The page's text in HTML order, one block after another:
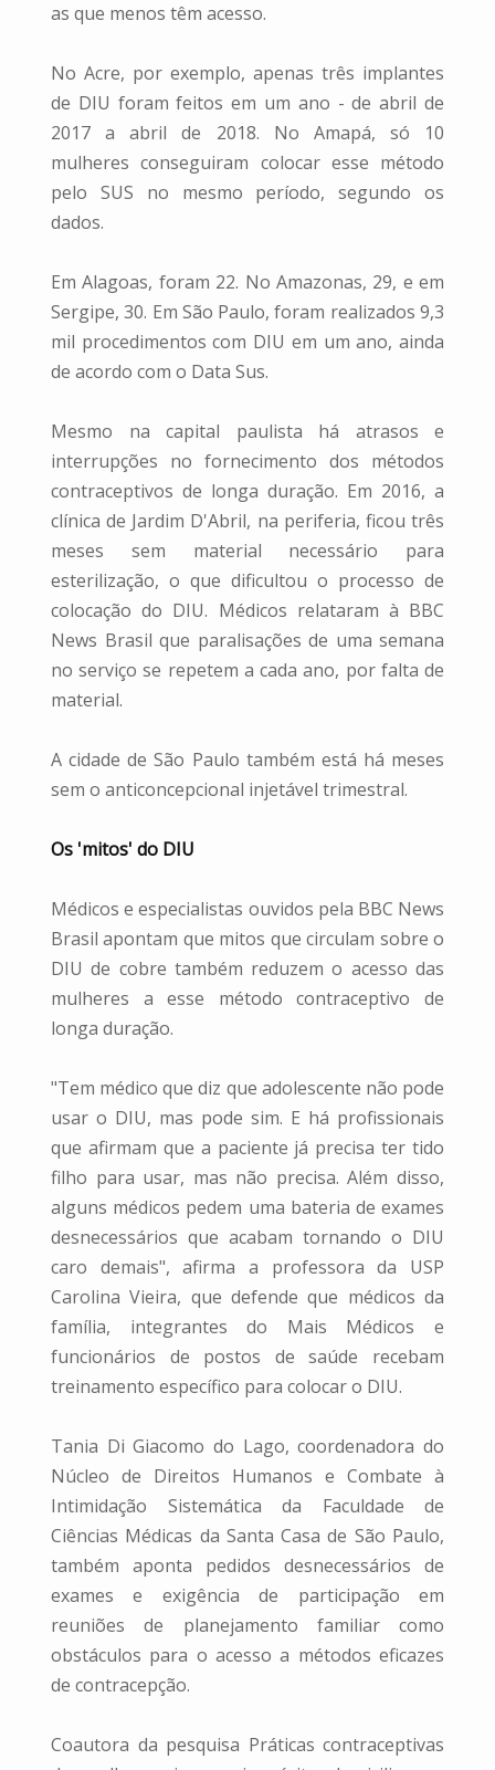
as que menos têm acesso.
No Acre, por exemplo, apenas três implantes
de DIU foram feitos em um ano - de abril de
2017 a abril de 2018. No Amapá, só 10
mulheres conseguiram colocar esse método
pelo SUS no mesmo período, segundo os
dados.
Em Alagoas, foram 22. No Amazonas, 29, e em
Sergipe, 30. Em São Paulo, foram realizados 9,3
mil procedimentos com DIU em um ano, ainda
de acordo com o Data Sus.
Mesmo na capital paulista há atrasos e
interrupções no fornecimento dos métodos
contraceptivos de longa duração. Em 2016, a
clínica de Jardim D'Abril, na periferia, ficou três
meses sem material necessário para
esterilização, o que dificultou o processo de
colocação do DIU. Médicos relataram à BBC
News Brasil que paralisações de uma semana
no serviço se repetem a cada ano, por falta de
material.
A cidade de São Paulo também está há meses
sem o anticoncepcional injetável trimestral.
Os 'mitos' do DIU
Médicos e especialistas ouvidos pela BBC News
Brasil apontam que mitos que circulam sobre o
DIU de cobre também reduzem o acesso das
mulheres a esse método contraceptivo de
longa duração.
"Tem médico que diz que adolescente não pode
usar o DIU, mas pode sim. E há profissionais
que afirmam que a paciente já precisa ter tido
filho para usar, mas não precisa. Além disso,
alguns médicos pedem uma bateria de exames
desnecessários que acabam tornando o DIU
caro demais", afirma a professora da USP
Carolina Vieira, que defende que médicos da
família, integrantes do Mais Médicos e
funcionários de postos de saúde recebam
treinamento específico para colocar o DIU.
Tania Di Giacomo do Lago, coordenadora do
Núcleo de Direitos Humanos e Combate à
Intimidação Sistemática da Faculdade de
Ciências Médicas da Santa Casa de São Paulo,
também aponta pedidos desnecessários de
exames e exigência de participação em
reuniões de planejamento familiar como
obstáculos para o acesso a métodos eficazes
de contracepção.
Coautora da pesquisa Práticas contraceptivas